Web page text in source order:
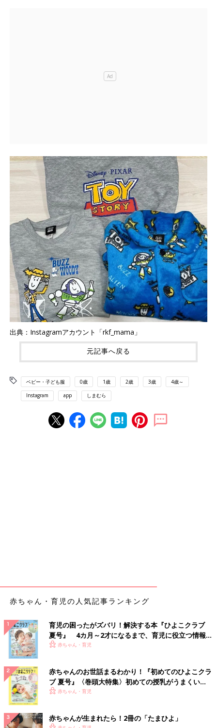
出典：Instagramアカウント「rkf_mama」
元記事へ戻る
ベビー・子ども服 0歳 1歳 2歳 3歳 4歳～
Instagram app しまむら
赤ちゃん・育児の人気記事ランキング
育児の困ったがズバリ！解決する本『ひよこクラブ
夏号』 4カ月～2才になるまで、育児に役立つ情報が
いっぱい！
赤ちゃん・育児
赤ちゃんのお世話まるわかり！『初めてのひよこクラ
ブ 夏号』〈巻頭大特集〉初めての授乳がうまくい
く！ おっぱい・ミルクの基本と夏のトラブル 解決テ
赤ちゃん・育児
赤ちゃんが生まれたら！2冊の「たまひよ」